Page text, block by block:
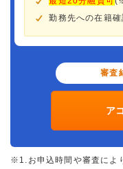
勤務先への在籍
審査
ア
※1.お申込時間や審査によ